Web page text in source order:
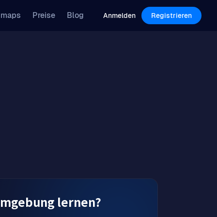
Features Pricing Blog Log in Sign Up
Preise Blog Anmelden Registrieren
lernen?